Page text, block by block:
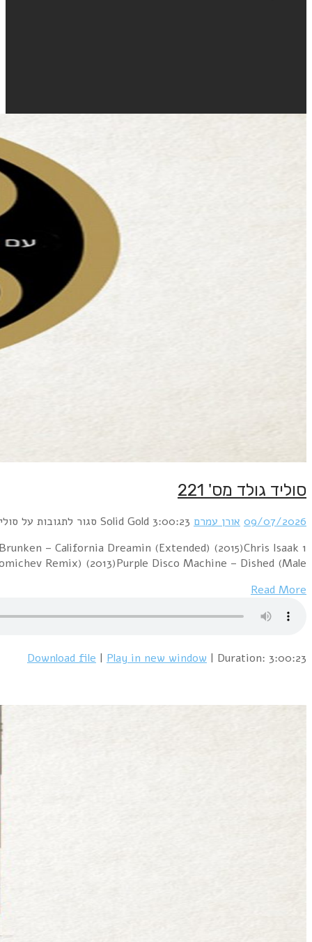
1 PillowTalk – Sunny (2012)Pink Floyd – Hey You (Dj
– Wicked Game (Jo Manji's Down At The Beach